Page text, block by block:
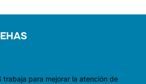
trabaja para mejorar la atención de